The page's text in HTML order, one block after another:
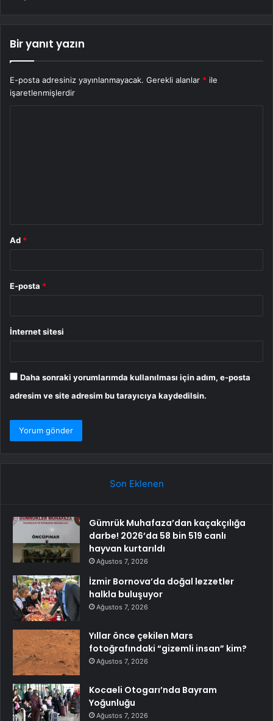
Bir yanıt yazın
E-posta adresiniz yayınlanmayacak. Gerekli alanlar * ile
işaretlenmişlerdir
Ad *
E-posta *
İnternet sitesi
Daha sonraki yorumlarımda kullanılması için adım, e-posta
adresim ve site adresim bu tarayıcıya kaydedilsin.
Son Eklenen
Gümrük Muhafaza’dan kaçakçılığa
darbe! 2026’da 58 bin 519 canlı
hayvan kurtarıldı
Ağustos 7, 2026
İzmir Bornova’da doğal lezzetler
halkla buluşuyor
Ağustos 7, 2026
Yıllar önce çekilen Mars
fotoğrafındaki “gizemli insan” kim?
Ağustos 7, 2026
Kocaeli Otogarı’nda Bayram
Yoğunluğu
Ağustos 7, 2026